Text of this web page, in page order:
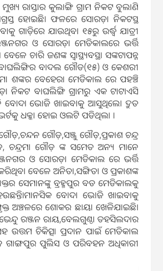
ରାସ୍ତାର କୁଲାଙ୍ଗି ଗ୍ରାମ ନିକଟ ବୁଲାଣି
ହୋଇଛି। ଫଳରେ ସୋରଡ଼ା ନିକଟସ୍ଥ
ଯାଉଥିବା ୧୫ରୁ ଉର୍ଦ୍ଧ୍ବ ଯାତ୍ରୀ
ଓ ସୋରଡ଼ା ମେଡିକାଲରେ ଭର୍ତ୍ତି
ଜଣଙ୍କ ସ୍ବାସ୍ଥ୍ୟବସ୍ଥା ସଙ୍କଟାପନ୍ନ
ବାଦଲ ଗୌଡ(୧୫) ଓ କେଶରୀ
ଶଙ୍କର ବେହେରା ମେଡିକାଲ ରେ ପହଞ୍ଚି
ନିକଟ ବାଘଲିଙ୍ଗି ଗ୍ରାମରୁ ଏକ ଟାଟାଏସି
ବୋଦା ଭୋଜି ଖାଇବାକୁ ଆସୁଥିଲେ। ଦ୍ରୁତ
ଧକ୍କା ହୋଇ ଓଲଟି ପଡିଥିଲା ।
ଗୌଡ଼,ସଞ୍ଜୁ ଗୌଡ଼,ପ୍ରକାଶ ଚନ୍ଦ୍ର
ଗୌଡ଼ ଙ୍କ ସମେତ ଅନ୍ୟ ମାନେ
ଓ ସୋରଡ଼ା ମେଡିକାଲ ରେ ଭର୍ତ୍ତି
ବେଳେ ଅନିତା,ସଙ୍ଗିତା ଓ ପ୍ରକାଶଙ୍କ
ସେମାନଙ୍କୁ ବ୍ରହ୍ମପୁର ବଡ ମେଡିକାଲକୁ
ବୋଦା ଭୋଜି ଖାଇବାକୁ
ଅଞ୍ଚଳରେ ଶୋକର ଛାୟା ଖେଳିଯାଇଛି।
ରଞ୍ଜନ ରାୟ,ବେଲଗୁଣ୍ଠା ତହସିଲଦାର
ଉତ୍ତମ ଚିକିତ୍ସା ପ୍ରଦାନ ପାଇଁ ମେଡିକାଲ
ଗାଙ୍ଗପୁର ପୁଲିସ ଓ ପରିବହନ ଅଧିକାରୀ